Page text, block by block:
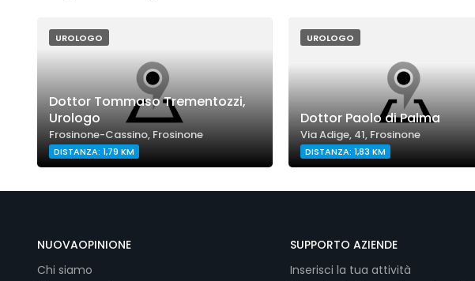
UROLOGO
Dottor Tommaso Trementozzi,
Urologo
Frosinone-Cassino, Frosinone
DISTANZA: 1,79 KM
UROLOGO
Dottor Paolo di Palma
Via Adige, 41, Frosinone
DISTANZA: 1,83 KM
NUOVAOPINIONE
Chi siamo
SUPPORTO AZIENDE
Inserisci la tua attività